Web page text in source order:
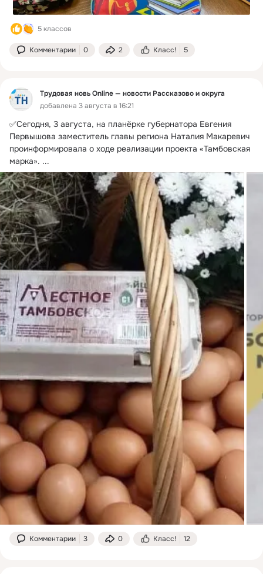
5 классов
Комментарии 0 2 Класс! 5
Трудовая новь Online — новости Рассказово и округа
добавлена 3 августа в 16:21
✅Сегодня, 3 августа, на планёрке губернатора Евгения
Первышова заместитель главы региона Наталия Макаревич
проинформировала о ходе реализации проекта «Тамбовская
марка». ...
Комментарии 3 0 Класс! 12